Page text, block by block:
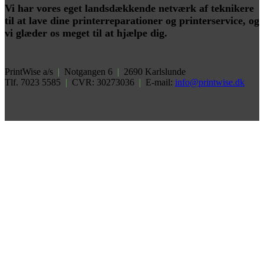
Vi har vores eget landsdækkende netværk af teknikere
til at lave dine printerreparationer og printerservice, og
vi glæder os meget til at hjælpe dig.
PrintWise a/s | Notgangen 6 | 2690 Karlslunde
Tlf. 7023 5585 | CVR: 30273036 | E-mail: info@printwise.dk